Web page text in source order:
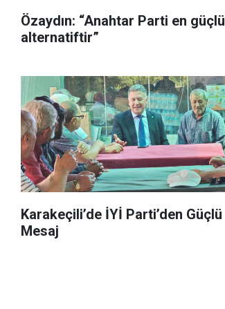
Özaydın: “Anahtar Parti en güçlü
alternatiftir”
Karakeçili’de İYİ Parti’den Güçlü
Mesaj